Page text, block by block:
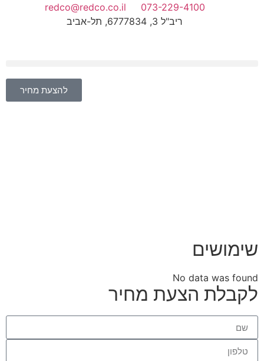
073-229-4100
redco@redco.co.il
ריב"ל 3, 6777834, תל-אביב
להצעת מחיר
שימושים
No data was found
לקבלת הצעת מחיר